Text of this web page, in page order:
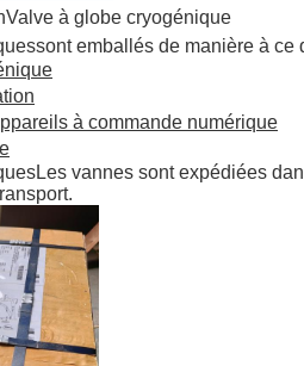
Valve à globe cryogénique
ssont emballés de manière à ce
à commande numérique
sLes vannes sont expédiées